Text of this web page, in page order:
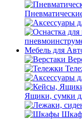
Мебель для
Ящики, сумки